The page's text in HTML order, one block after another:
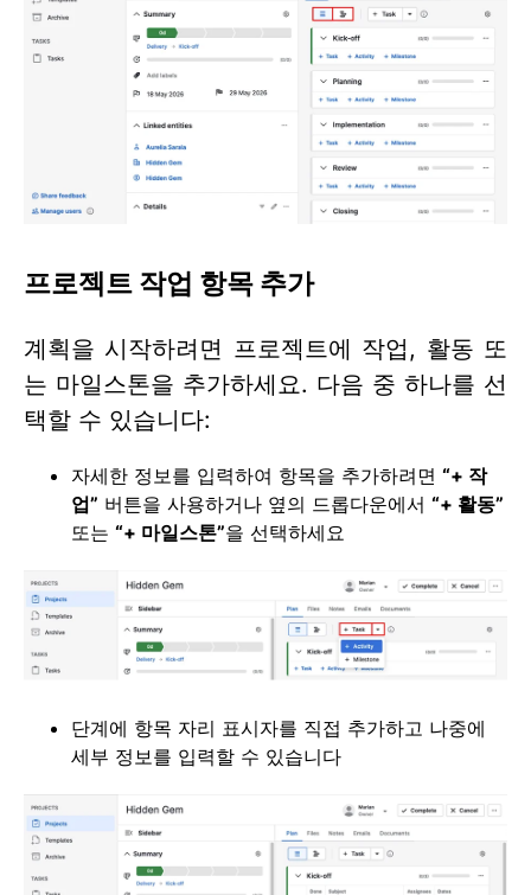
프로젝트 작업 항목 추가
계획을 시작하려면 프로젝트에 작업, 활동 또
는 마일스톤을 추가하세요. 다음 중 하나를 선
택할 수 있습니다:
자세한 정보를 입력하여 항목을 추가하려면 “+ 작
업” 버튼을 사용하거나 옆의 드롭다운에서 “+ 활동”
또는 “+ 마일스톤”을 선택하세요
단계에 항목 자리 표시자를 직접 추가하고 나중에
세부 정보를 입력할 수 있습니다